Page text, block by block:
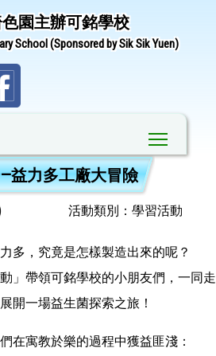
園主辦可銘學校
School (Sponsored by Sik Sik Yuen)
益力多工廠大冒險
活動類別：學習活動
多，究竟是怎樣製造出來的呢？
」帶領可銘學校的小朋友們，一同走
開一場益生菌探索之旅！
在寓教於樂的過程中獲益匪淺：